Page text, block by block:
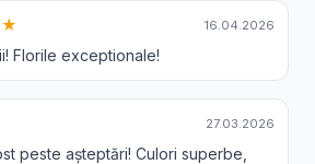
16.04.2026
Florile exceptionale!
27.03.2026
peste așteptări! Culori superbe,